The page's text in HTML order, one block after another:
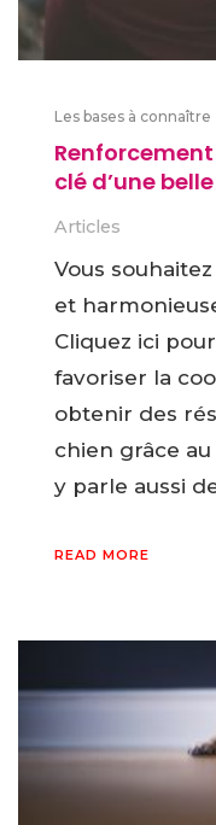
Les bases à connaître
clé d’une
Articles
Vous
et
Cliquez ici
favoriser la
obtenir des
chien grâce
y parle aussi
READ MORE